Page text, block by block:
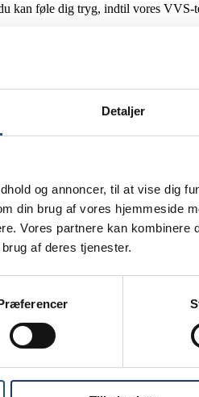
Detaljer
og annoncer, til at vise dig
din brug af vores hjemmeside
Vores partnere kan kombinere
af deres tjenester.
kan føle dig tryg, indtil vores
telefonen døgnet rundt og
og finde den rigtige løsning.